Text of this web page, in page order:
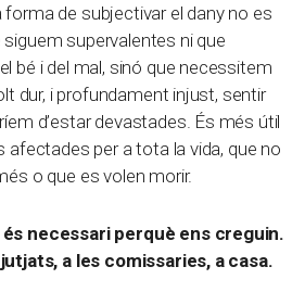
forma de subjectivar el dany no es
supervalentes ni que
bé i del mal, sinó que necessitem
dur, i profundament injust, sentir
d’estar devastades. És més útil
afectades per a tota la vida, que no
o que es volen morir.
necessari perquè ens creguin.
a les comissaries, a casa.